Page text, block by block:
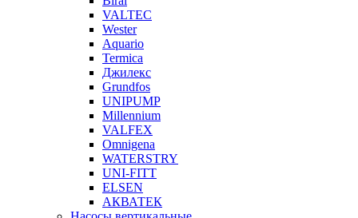
VALTEC
Wester
Aquario
Termica
Джилекс
Grundfos
UNIPUMP
Millennium
VALFEX
Omnigena
WATERSTRY
UNI-FITT
ELSEN
АКВАТЕК